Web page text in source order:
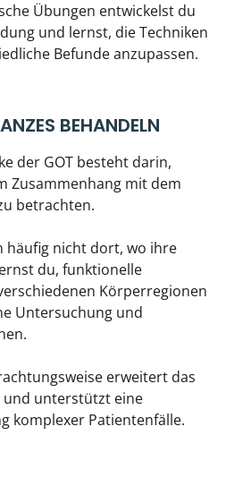
Übungen entwickelst du
und lernst, die Techniken
Befunde anzupassen.
BEHANDELN
der GOT besteht darin,
Zusammenhang mit dem
betrachten.
häufig nicht dort, wo ihre
du, funktionelle
Körperregionen
Untersuchung und
erweitert das
und unterstützt eine
komplexer Patientenfälle.